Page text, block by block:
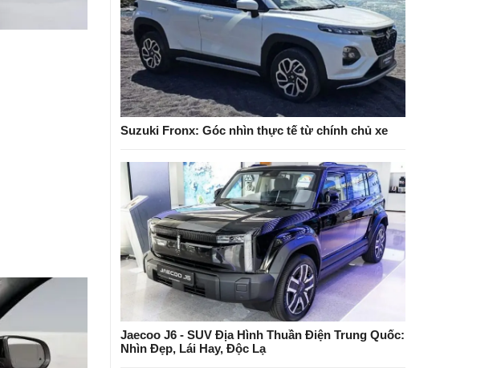
Suzuki Fronx: Góc nhìn thực tế từ chính chủ xe
Jaecoo J6 - SUV Địa Hình Thuần Điện Trung Quốc:
Nhìn Đẹp, Lái Hay, Độc Lạ